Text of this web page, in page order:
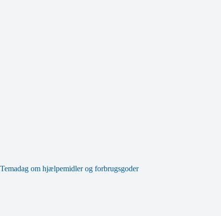
Temadag om hjælpemidler og forbrugsgoder